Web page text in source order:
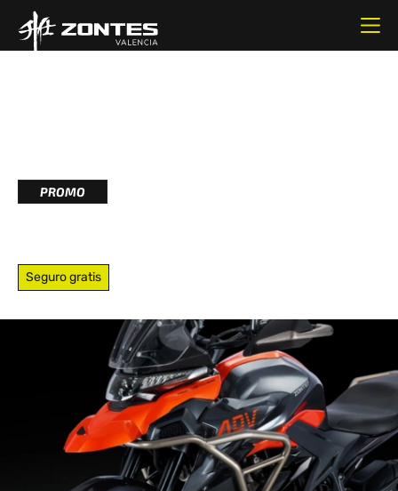
PROMO
Seguro gratis
La Zontes 350T es una trail diseñada para los
aventureros modernos, combinando potencia y estilo
en un paquete compacto.
Equipada con un motor monocilíndrico, 4 válvulas de
348 cc que entrega 39.44 CV, 32.8 Nm y llantas de